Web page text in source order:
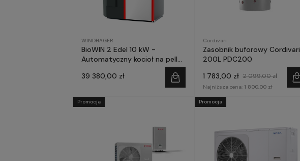
WINDHAGER
BioWIN 2 Edel 10 kW -
Automatyczny kocioł na pellet
39 380,00 zł
Cordivari
Zasobnik buforowy Cordivari
200L PDC200
1 783,00 zł 2 099,00 zł
Najniższa cena: 1 800,00 zł
Promocja Promocja